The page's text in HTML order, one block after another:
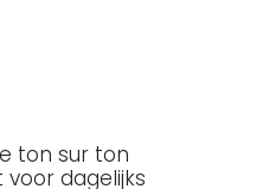
ton sur ton
dagelijks